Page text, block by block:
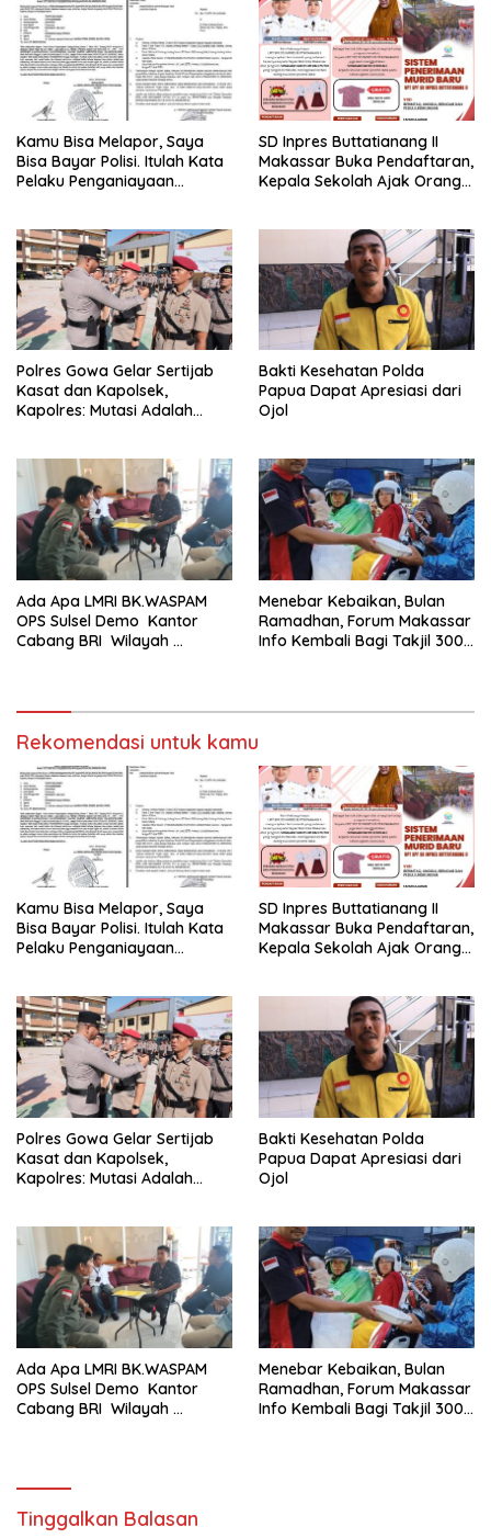
Kamu Bisa Melapor, Saya
Bisa Bayar Polisi. Itulah Kata
Pelaku Penganiayaan
Ini Belum Di Tangkap
SD Inpres Buttatianang II
Makassar Buka Pendaftaran,
Kepala Sekolah Ajak Orang
Polres Gowa Gelar Sertijab
Kasat dan Kapolsek,
Kapolres: Mutasi Adalah
Bakti Kesehatan Polda
Papua Dapat Apresiasi dari
Ojol
Ada Apa LMRI BK.WASPAM
OPS Sulsel Demo Kantor
Cabang BRI Wilayah
Menebar Kebaikan, Bulan
Ramadhan, Forum Makassar
Info Kembali Bagi Takjil 300
Rekomendasi untuk kamu
Kamu Bisa Melapor, Saya
Bisa Bayar Polisi. Itulah Kata
Pelaku Penganiayaan
Ini Belum Di Tangkap
SD Inpres Buttatianang II
Makassar Buka Pendaftaran,
Kepala Sekolah Ajak Orang
Polres Gowa Gelar Sertijab
Kasat dan Kapolsek,
Kapolres: Mutasi Adalah
Bakti Kesehatan Polda
Papua Dapat Apresiasi dari
Ojol
Ada Apa LMRI BK.WASPAM
OPS Sulsel Demo Kantor
Cabang BRI Wilayah
Menebar Kebaikan, Bulan
Ramadhan, Forum Makassar
Info Kembali Bagi Takjil 300
Tinggalkan Balasan